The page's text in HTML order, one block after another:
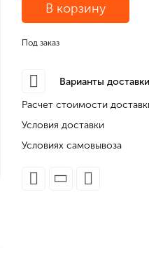
В корзину
Под заказ
Варианты
Расчет стоимости
Условия доставки
Условиях самовывоза